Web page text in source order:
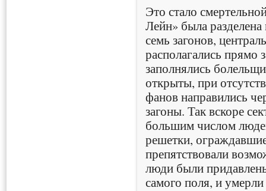
Это стало
Лейн» была
семь загонов,
располагались прямо
заполнялись
открыты, при
фанов направились
загоны. Так вскоре
большим числом
решетки,
препятствовали
люди были
самого поля, и